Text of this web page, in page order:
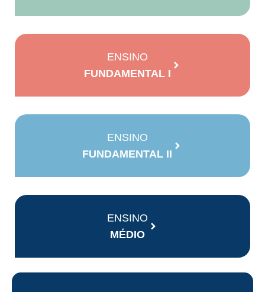
ENSINO
FUNDAMENTAL I
ENSINO
FUNDAMENTAL II
ENSINO
MÉDIO